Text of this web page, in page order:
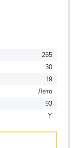
265
30
19
Лето
93
Y